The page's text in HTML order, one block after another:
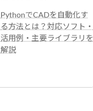
PythonでCADを自動化す
る方法とは？対応ソフト・
活用例・主要ライブラリを
解説